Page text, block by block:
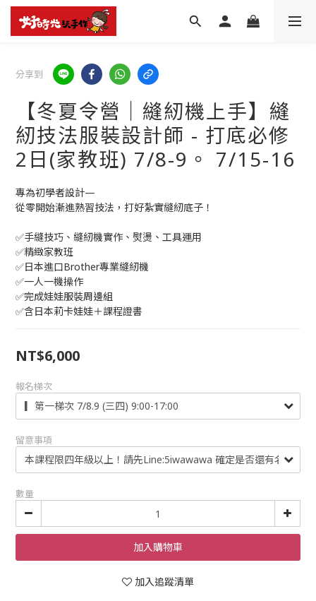
分享到
【冬夏令營│縫紉機上手】縫
紉技法服裝設計師 - 打底必修
2日(家教班) 7/8-9。 7/15-16
專為初學者設計—
從零開始漸進熟習技法，打好紮實縫紉底子！
✅手縫技巧、縫紉機實作、熨燙、工具運用
✅精緻家教班
✅日本進口Brother專業縫紉機
✅一人一機操作
✅完成娃娃服裝周邊組
✅含日本莉卡娃娃＋課程證書
NT$6,000
報名梯次
留意事項
數量
加入購物車
加入追蹤清單